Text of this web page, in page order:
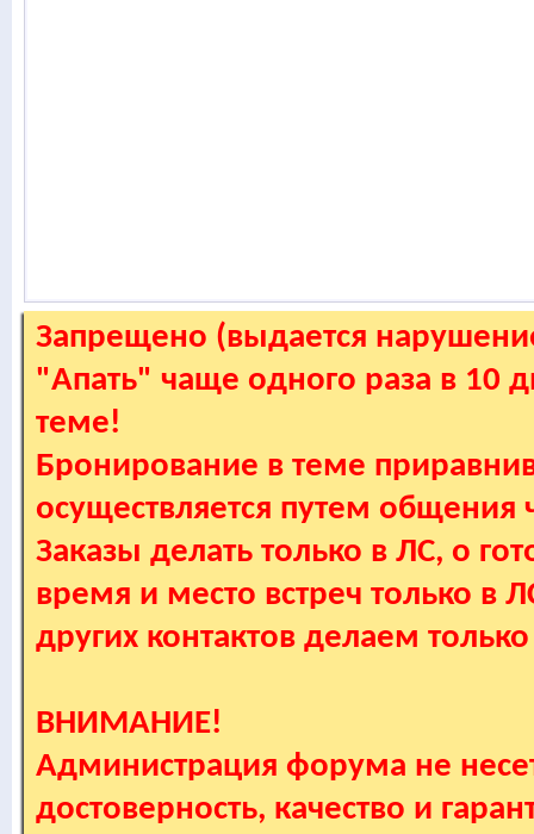
Запрещено (выдается
"Апать" чаще одного раза в 10
теме!
Бронирование в теме
осуществляется путем
Заказы делать только в ЛС, о
время и место встреч только в
других контактов делаем
ВНИМАНИЕ!
Администрация форума не
достоверность, качество и